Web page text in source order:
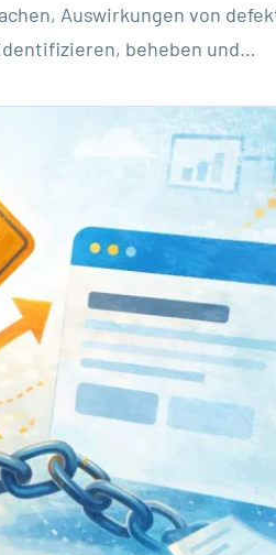
Auswirkungen von
beheben und…